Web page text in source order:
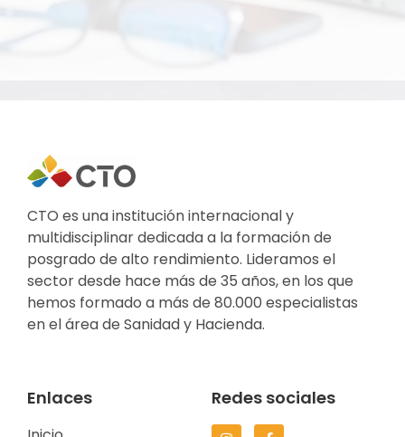
CTO es una institución internacional y
multidisciplinar dedicada a la formación de
posgrado de alto rendimiento. Lideramos el
sector desde hace más de 35 años, en los que
hemos formado a más de 80.000 especialistas
en el área de Sanidad y Hacienda.
Enlaces Redes sociales